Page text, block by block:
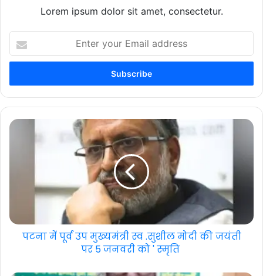
Lorem ipsum dolor sit amet, consectetur.
your
Email
पटना में पूर्व उप मुख्यमंत्री स्व .सुशील मोदी की जयंती
पर 5 जनवरी को ' स्मृति